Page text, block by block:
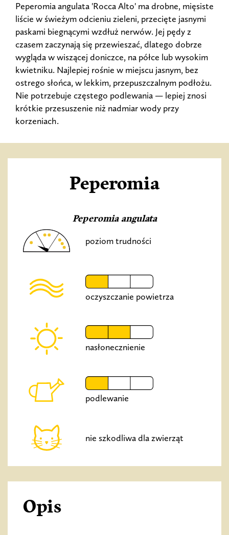
Peperomia angulata 'Rocca Alto' ma drobne, mięsiste
liście w świeżym odcieniu zieleni, przecięte jasnymi
paskami biegnącymi wzdłuż nerwów. Jej pędy z
czasem zaczynają się przewieszać, dlatego dobrze
wygląda w wiszącej doniczce, na półce lub wysokim
kwietniku. Najlepiej rośnie w miejscu jasnym, bez
ostrego słońca, w lekkim, przepuszczalnym podłożu.
Nie potrzebuje częstego podlewania — lepiej znosi
krótkie przesuszenie niż nadmiar wody przy
korzeniach.
Peperomia
Peperomia angulata
poziom trudności
oczyszczanie powietrza
nasłonecznienie
podlewanie
nie szkodliwa dla zwierząt
Opis